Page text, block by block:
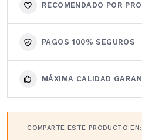
RECOMENDADO POR
PAGOS 100% SEGUROS
MÁXIMA CALIDAD
COMPARTE ESTE PRODUCTO EN: